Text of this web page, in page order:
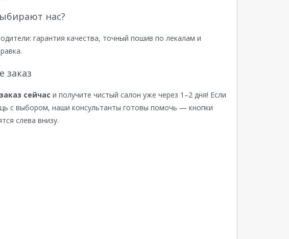
нас?
гарантия качества, точный пошив по лекалам и
заказ
сейчас и получите чистый салон уже через 1–2 дня! Если
с выбором, наши консультанты готовы помочь — кнопки
слева внизу.